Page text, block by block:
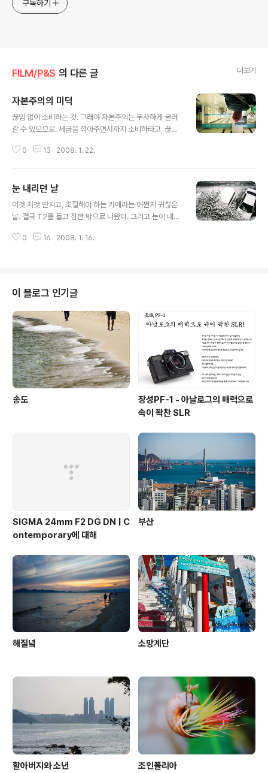
구독하기
FILM/P&S 의 다른 글 더보기
자본주의의 미덕
끊임 없이 소비하는 것. 그래야 자본주의는 무사하게 굴러
갈 수 있으므로. 세금을 깎아주면서까지 소비하라고, 끊임
한병과 담배 한보루를 사서 돌아왔다. 30년을 자본주의에
0 13 2008. 1. 22.
눈 내리던 날
이것 저것 만지고, 조절해야 하는 카메라는 어쩐지 귀찮은
날. 결국 T2를 들고 잠깐 밖으로 나왔다. 그리고 눈이 내린
고 흔적이 남고, 그리고 그 모든것이 내 카메라의 필름에 담
0 16 2008. 1. 16.
이 블로그 인기글
송도
장성PF-1 - 아날로그의 매력으로
속이 꽉찬 SLR
SIGMA 24mm F2 DG DN | C
ontemporary에 대해
부산
해질녘 소망계단
할아버지와 소년 조인폴리아